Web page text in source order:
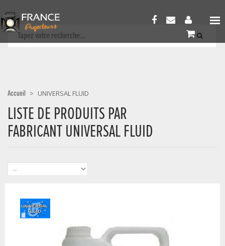
Accueil > UNIVERSAL FLUID
LISTE DE PRODUITS PAR
FABRICANT UNIVERSAL FLUID